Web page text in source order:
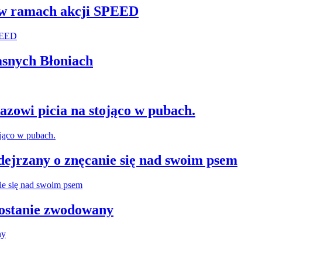
ramach akcji SPEED
Błoniach
picia na stojąco w pubach.
o znęcanie się nad swoim psem
zwodowany